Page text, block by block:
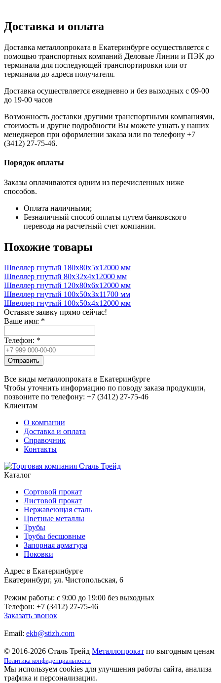
Доставка и оплата
Доставка металлопроката в Екатеринбурге осуществляется с
помощью транспортных компаний Деловые Линии и ПЭК до
терминала для последующей транспортировки или от
терминала до адреса получателя.
Доставка осуществляется ежедневно и без выходных с 09-00
до 19-00 часов
Возможность доставки другими транспортными компаниями,
стоимость и другие подробности Вы можете узнать у наших
менеджеров при оформлении заказа или по телефону +7
(3412) 27-75-46.
Порядок оплаты
Заказы оплачиваются одним из перечисленных ниже
способов.
Оплата наличными;
Безналичный способ оплаты путем банковского
перевода на расчетный счет компании.
Похожие товары
Швеллер гнутый 180x80x5x12000 мм
Швеллер гнутый 80x32x4x12000 мм
Швеллер гнутый 120x80x6x12000 мм
Швеллер гнутый 100x50x3x11700 мм
Швеллер гнутый 100x50x4x12000 мм
Оставьте заявку прямо сейчас!
Ваше имя: *
Телефон: *
Отправить
Все виды металлопроката в Екатеринбурге
Чтобы уточнить информацию по поводу заказа продукции,
позвоните по телефону: +7 (3412) 27-75-46
Клиентам
О компании
Доставка и оплата
Справочник
Контакты
Каталог
Сортовой прокат
Листовой прокат
Нержавеющая сталь
Цветные металлы
Трубы
Трубы бесшовные
Запорная арматура
Поковки
Адрес в Екатеринбурге
Екатеринбург, ул. Чистопольская, 6
Режим работы: c 9:00 до 19:00 без выходных
Телефон: +7 (3412) 27-75-46
Заказать звонок
Email: ekb@stizh.com
© 2016-2026 Сталь Трейд Металлопрокат по выгодным ценам
Политика конфиденциальности
Мы используем cookies для улучшения работы сайта, анализа
трафика и персонализации.